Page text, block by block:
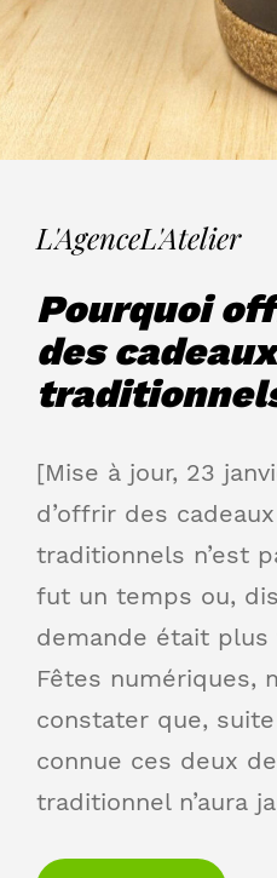
L'AgenceL'Atelier
Pourquoi
des
[Mise à jour, 23
d’offrir des
traditionnels n’est
fut un temps ou,
demande était
Fêtes numériques,
constater que,
connue ces deux
traditionnel n’aura